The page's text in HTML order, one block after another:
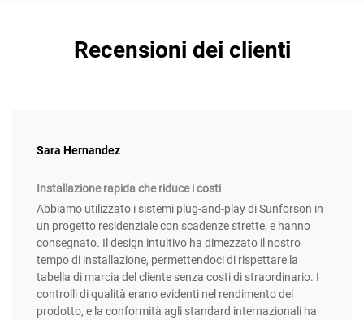
Recensioni dei clienti
Sara Hernandez
Installazione rapida che riduce i costi
Abbiamo utilizzato i sistemi plug-and-play di Sunforson in
un progetto residenziale con scadenze strette, e hanno
consegnato. Il design intuitivo ha dimezzato il nostro
tempo di installazione, permettendoci di rispettare la
tabella di marcia del cliente senza costi di straordinario. I
controlli di qualità erano evidenti nel rendimento del
prodotto, e la conformità agli standard internazionali ha